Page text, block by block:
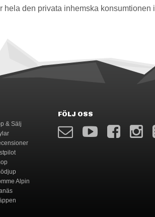
hela den privata inhemska konsumtionen i
& Sälj
Alpin
FÖLJ OSS